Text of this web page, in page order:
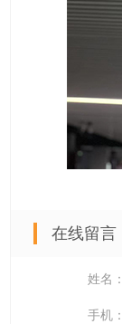
在线留言
姓名：
手机：